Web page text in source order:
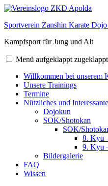
Zum
springen
Sportverein Zanshin Karate
Kampfsport für Jung und Alt
Menü aufgeklappt zugeklappt
Willkommen bei unserem
Unsere Trainings
Termine
Nützliches und
Dojokun
SOK/Shotokan
SOK/
8. Kyu
9. Kyu
Bildergalerie
FAQ
Wissen